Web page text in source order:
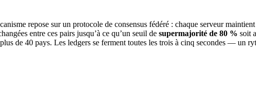
repose sur un protocole de consensus fédéré : chaque serveur
entre ces pairs jusqu’à ce qu’un seuil de supermajorité de 80 % soit
de 40 pays. Les ledgers se ferment toutes les trois à cinq secondes — un